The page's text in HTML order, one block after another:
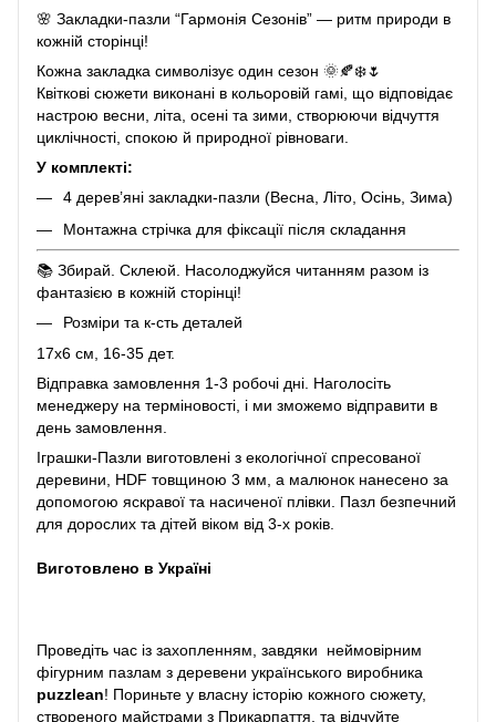
🌸 Закладки-пазли “Гармонія Сезонів” — ритм природи в
кожній сторінці!
Кожна закладка символізує один сезон 🌞🍂❄️🌷
Квіткові сюжети виконані в кольоровій гамі, що відповідає
настрою весни, літа, осені та зими, створюючи відчуття
циклічності, спокою й природної рівноваги.
У комплекті:
4 дерев’яні закладки-пазли (Весна, Літо, Осінь, Зима)
Монтажна стрічка для фіксації після складання
📚 Збирай. Склеюй. Насолоджуйся читанням разом із
фантазією в кожній сторінці!
Розміри та к-сть деталей
17х6 см, 16-35 дет.
Відправка замовлення 1-3 робочі дні. Наголосіть
менеджеру на терміновості, і ми зможемо відправити в
день замовлення.
Іграшки-Пазли виготовлені з екологічної спресованої
деревини, HDF товщиною 3 мм, а малюнок нанесено за
допомогою яскравої та насиченої плівки. Пазл безпечний
для дорослих та дітей віком від 3-х років.
Виготовлено в Україні
Проведіть час із захопленням, завдяки неймовірним
фігурним пазлам з деревени українського виробника
puzzlean! Пориньте у власну історію кожного сюжету,
створеного майстрами з Прикарпаття, та відчуйте